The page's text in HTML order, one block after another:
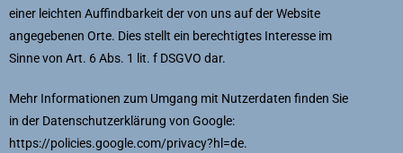
einer leichten Auffindbarkeit der von uns auf der Website
angegebenen Orte. Dies stellt ein berechtigtes Interesse im
Sinne von Art. 6 Abs. 1 lit. f DSGVO dar.
Mehr Informationen zum Umgang mit Nutzerdaten finden Sie
in der Datenschutzerklärung von Google:
https://policies.google.com/privacy?hl=de.